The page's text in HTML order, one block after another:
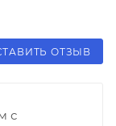
ОТЗЫВ
с